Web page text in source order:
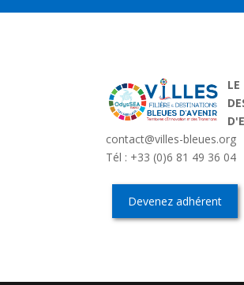
LE
contact@villes-bleues.org
Tél : +33 (0)6 81 49 36 04
Devenez adhérent